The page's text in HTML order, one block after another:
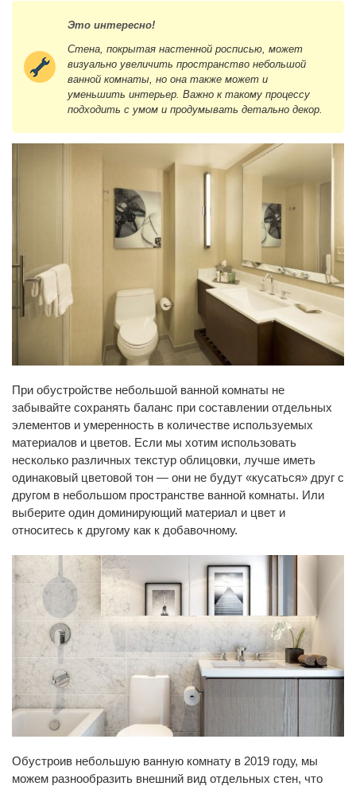
Это интересно!
Стена, покрытая настенной росписью, может
визуально увеличить пространство небольшой
ванной комнаты, но она также может и
уменьшить интерьер. Важно к такому процессу
подходить с умом и продумывать детально декор.
При обустройстве небольшой ванной комнаты не
забывайте сохранять баланс при составлении отдельных
элементов и умеренность в количестве используемых
материалов и цветов. Если мы хотим использовать
несколько различных текстур облицовки, лучше иметь
одинаковый цветовой тон — они не будут «кусаться» друг с
другом в небольшом пространстве ванной комнаты. Или
выберите один доминирующий материал и цвет и
относитесь к другому как к добавочному.
Обустроив небольшую ванную комнату в 2019 году, мы
можем разнообразить внешний вид отдельных стен, что